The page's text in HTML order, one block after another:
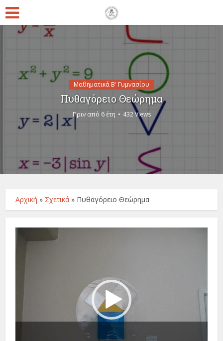
Μαθηματικά Β' Γυμνασίου
Πυθαγόρειο Θεώρημα
Πριν από 6 έτη 432 Views
Αρχική » Σχετικά » Πυθαγόρειο Θεώρημα
Αναπαραγωγής
Βίντεο